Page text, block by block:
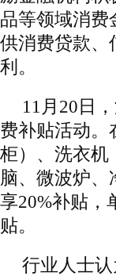
品等领域消费
供消费贷款、
利。
11月20日
费补贴活动。
柜）、洗衣机
脑、微波炉、
享20%补贴，
贴。
行业人士